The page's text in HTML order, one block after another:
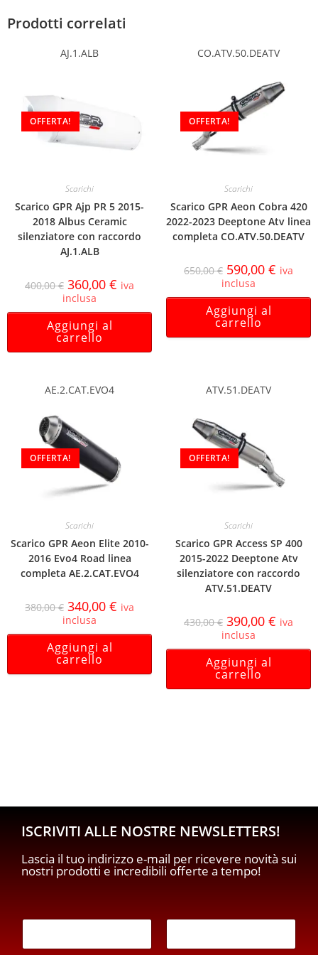
Prodotti correlati
AJ.1.ALB
OFFERTA!
Scarichi
Scarico GPR Ajp PR 5 2015-
2018 Albus Ceramic
silenziatore con raccordo
AJ.1.ALB
400,00€ 360,00 € iva
inclusa
Aggiungi al
carrello
CO.ATV.50.DEATV
OFFERTA!
Scarichi
Scarico GPR Aeon Cobra 420
2022-2023 Deeptone Atv linea
completa CO.ATV.50.DEATV
650,00€ 590,00 € iva
inclusa
Aggiungi al
carrello
AE.2.CAT.EVO4
OFFERTA!
Scarichi
Scarico GPR Aeon Elite 2010-
2016 Evo4 Road linea
completa AE.2.CAT.EVO4
380,00€ 340,00 € iva
inclusa
Aggiungi al
carrello
ATV.51.DEATV
OFFERTA!
Scarichi
Scarico GPR Access SP 400
2015-2022 Deeptone Atv
silenziatore con raccordo
ATV.51.DEATV
430,00€ 390,00 € iva
inclusa
Aggiungi al
carrello
ISCRIVITI ALLE NOSTRE NEWSLETTERS!
Lascia il tuo indirizzo e-mail per ricevere novità sui
nostri prodotti e incredibili offerte a tempo!
E
a